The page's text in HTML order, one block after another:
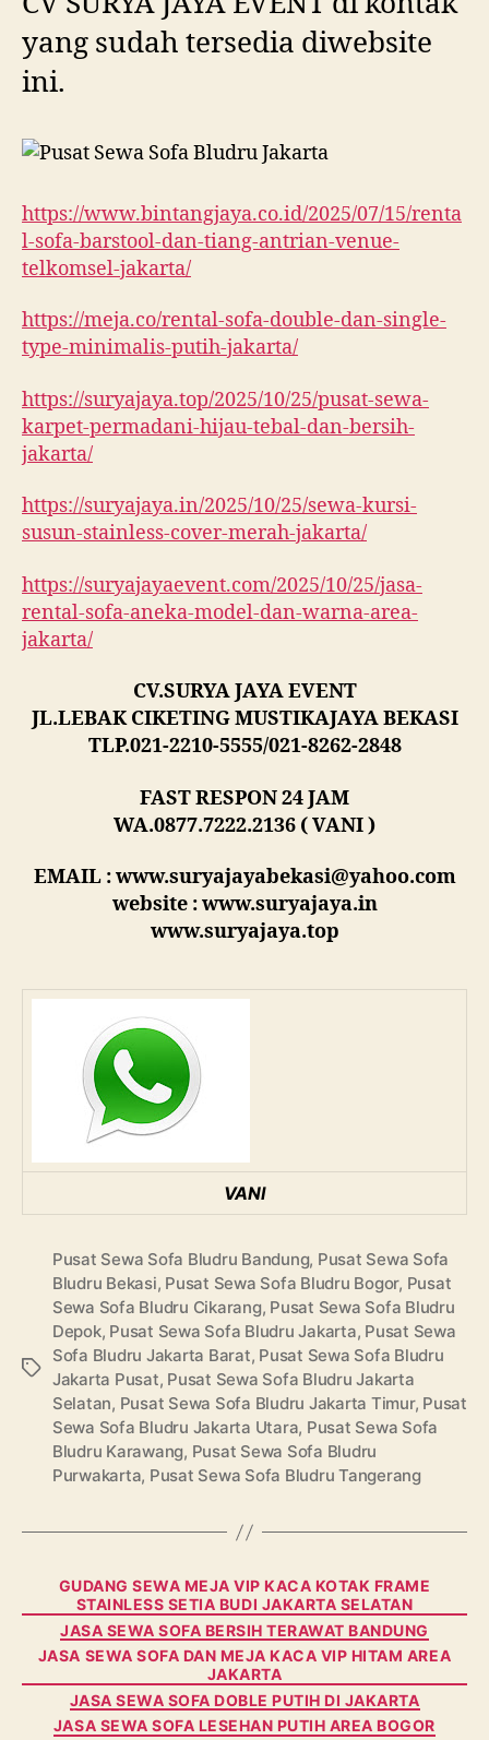
yang sudah tersedia diwebsite
ini.
https://www.bintangjaya.co.id/2025/07/15/renta
l-sofa-barstool-dan-tiang-antrian-venue-
telkomsel-jakarta/
https://meja.co/rental-sofa-double-dan-single-
type-minimalis-putih-jakarta/
https://suryajaya.top/2025/10/25/pusat-sewa-
karpet-permadani-hijau-tebal-dan-bersih-
jakarta/
https://suryajaya.in/2025/10/25/sewa-kursi-
susun-stainless-cover-merah-jakarta/
https://suryajayaevent.com/2025/10/25/jasa-
rental-sofa-aneka-model-dan-warna-area-
jakarta/
CV.SURYA JAYA EVENT
JL.LEBAK CIKETING MUSTIKAJAYA BEKASI
TLP.021-2210-5555/021-8262-2848
FAST RESPON 24 JAM
WA.0877.7222.2136 ( VANI )
EMAIL : www.suryajayabekasi@yahoo.com
website : www.suryajaya.in
www.suryajaya.top
VANI
Tags
Pusat Sewa Sofa Bludru Bandung, Pusat Sewa Sofa
Bludru Bekasi, Pusat Sewa Sofa Bludru Bogor, Pusat
Sewa Sofa Bludru Cikarang, Pusat Sewa Sofa Bludru
Depok, Pusat Sewa Sofa Bludru Jakarta, Pusat Sewa
Sofa Bludru Jakarta Barat, Pusat Sewa Sofa Bludru
Jakarta Pusat, Pusat Sewa Sofa Bludru Jakarta
Selatan, Pusat Sewa Sofa Bludru Jakarta Timur, Pusat
Sewa Sofa Bludru Jakarta Utara, Pusat Sewa Sofa
Bludru Karawang, Pusat Sewa Sofa Bludru
Purwakarta, Pusat Sewa Sofa Bludru Tangerang
Categories
GUDANG SEWA MEJA VIP KACA KOTAK FRAME
STAINLESS SETIA BUDI JAKARTA SELATAN
JASA SEWA SOFA BERSIH TERAWAT BANDUNG
JASA SEWA SOFA DAN MEJA KACA VIP HITAM AREA
JAKARTA
JASA SEWA SOFA DOBLE PUTIH DI JAKARTA
JASA SEWA SOFA LESEHAN PUTIH AREA BOGOR